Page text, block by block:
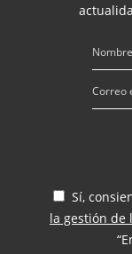
Sí,
la gestión de